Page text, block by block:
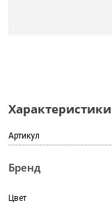
Характеристики
Артикул
Бренд
Цвет